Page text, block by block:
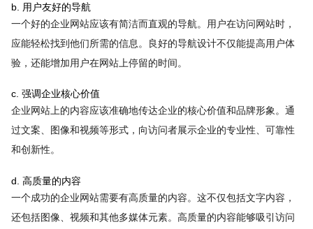
b. 用户友好的导航
一个好的企业网站应该有简洁而直观的导航。用户在访问网站时，
应能轻松找到他们所需的信息。良好的导航设计不仅能提高用户体
验，还能增加用户在网站上停留的时间。
c. 强调企业核心价值
企业网站上的内容应该准确地传达企业的核心价值和品牌形象。通
过文案、图像和视频等形式，向访问者展示企业的专业性、可靠性
和创新性。
d. 高质量的内容
一个成功的企业网站需要有高质量的内容。这不仅包括文字内容，
还包括图像、视频和其他多媒体元素。高质量的内容能够吸引访问